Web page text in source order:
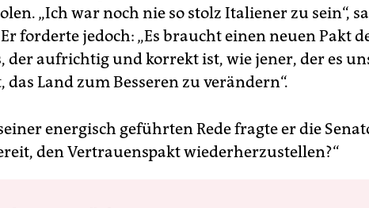
„Ich war noch nie so stolz Italiener zu sein“,
forderte jedoch: „Es braucht einen neuen Pakt
der aufrichtig und korrekt ist, wie jener, der es
Land zum Besseren zu verändern“.
energisch geführten Rede fragte er die
den Vertrauenspakt wiederherzustellen?“